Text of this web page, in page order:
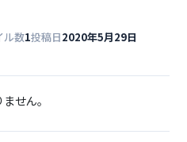
ル数1投稿日2020年5月29日
せん。